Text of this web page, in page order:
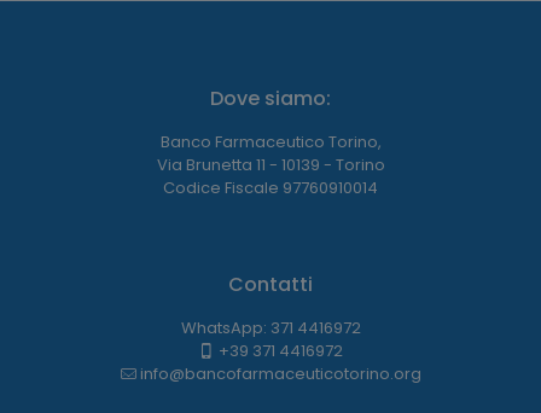
Dove siamo:
Banco Farmaceutico Torino,
Via Brunetta 11 - 10139 - Torino
Codice Fiscale 97760910014
Contatti
WhatsApp: 371 4416972
+39 371 4416972
info@bancofarmaceuticotorino.org